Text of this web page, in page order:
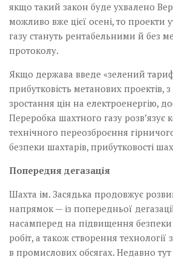
якщо такий закон буде ухвалено
можливо вже цієї осені, то проекти
газу стануть рентабельними й без
протоколу.
Якщо держава введе «зелений
прибутковість метанових проектів,
зростання цін на електроенергію,
Переробка шахтного газу
технічного переозброєння
безпеки шахтарів, прибутковості
Попередня дегазація
Шахта ім. Засядька продовжує
напрямок — із попередньої
насамперед на підвищення
робіт, а також створення
в промислових обсягах. Недавно